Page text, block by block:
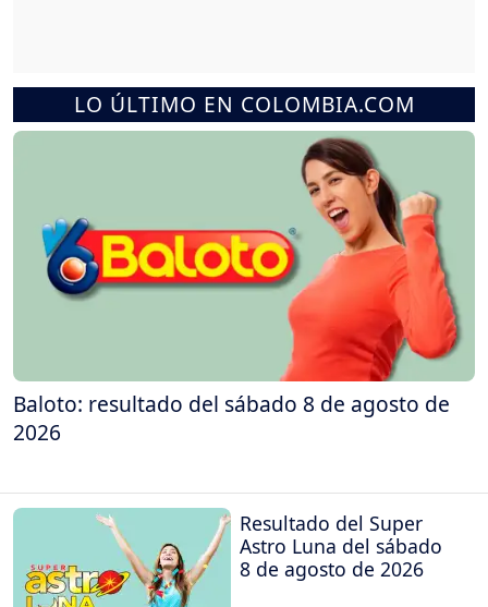
LO ÚLTIMO EN COLOMBIA.COM
Baloto: resultado del sábado 8 de agosto de
2026
Resultado del Super
Astro Luna del sábado
8 de agosto de 2026